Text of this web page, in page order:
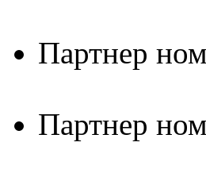
Партнер
Партнер